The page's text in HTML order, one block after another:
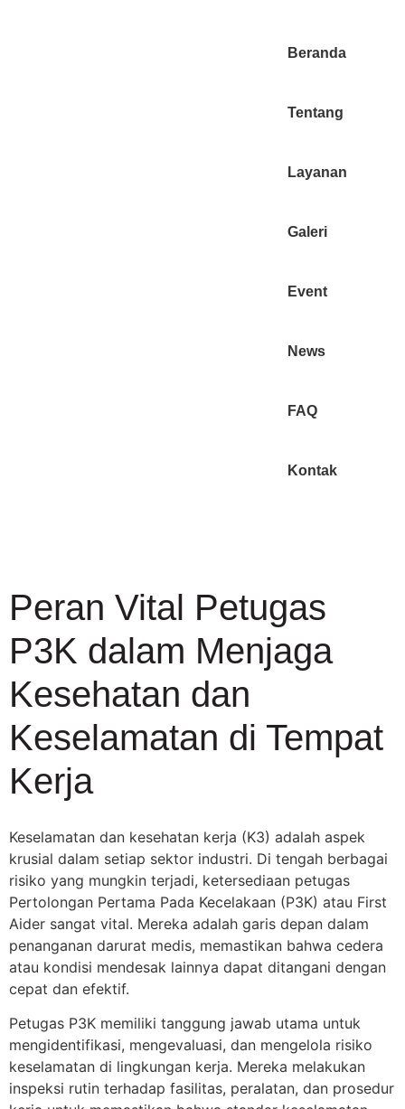
Beranda
Tentang
Layanan
Galeri
Event
News
FAQ
Kontak
Peran Vital Petugas
P3K dalam Menjaga
Kesehatan dan
Keselamatan di Tempat
Kerja
Keselamatan dan kesehatan kerja (K3) adalah aspek
krusial dalam setiap sektor industri. Di tengah berbagai
risiko yang mungkin terjadi, ketersediaan petugas
Pertolongan Pertama Pada Kecelakaan (P3K) atau First
Aider sangat vital. Mereka adalah garis depan dalam
penanganan darurat medis, memastikan bahwa cedera
atau kondisi mendesak lainnya dapat ditangani dengan
cepat dan efektif.
Petugas P3K memiliki tanggung jawab utama untuk
mengidentifikasi, mengevaluasi, dan mengelola risiko
keselamatan di lingkungan kerja. Mereka melakukan
inspeksi rutin terhadap fasilitas, peralatan, dan prosedur